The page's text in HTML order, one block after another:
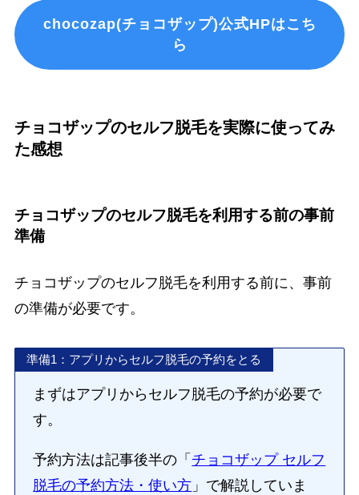
chocozap(チョコザップ)公式HPはこち
ら
チョコザップのセルフ脱毛を実際に使ってみ
た感想
チョコザップのセルフ脱毛を利用する前の事前
準備
チョコザップのセルフ脱毛を利用する前に、事前
の準備が必要です。
準備1：アプリからセルフ脱毛の予約をとる
まずはアプリからセルフ脱毛の予約が必要で
す。
予約方法は記事後半の「 チョコザップ セルフ
脱毛の予約方法・使い方 」で解説していま